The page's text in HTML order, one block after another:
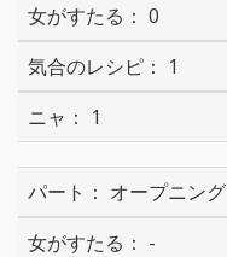
0
1
1
オープニング
-